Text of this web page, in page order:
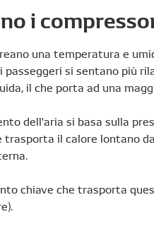
i
una temperatura e
passeggeri si sentano più
il che porta ad una
dell'aria si basa sulla
il calore lontano
chiave che trasporta